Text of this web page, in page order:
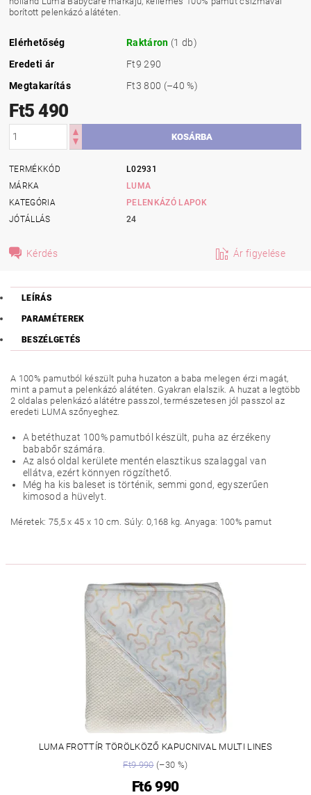
borított pelenkázó alátéten.
Elérhetőség Raktáron (1 db)
Eredeti ár
Ft9 290
Megtakarítás
Ft3 800 (–40 %)
Ft5 490
TERMÉKKÓD
L02931
MÁRKA
LUMA
KATEGÓRIA
PELENKÁZÓ LAPOK
JÓTÁLLÁS
24
Kérdés Ár figyelése
LEÍRÁS
PARAMÉTEREK
BESZÉLGETÉS
A 100% pamutból készült puha huzaton a baba melegen érzi magát,
mint a pamut a pelenkázó alátéten. Gyakran elalszik. A huzat a legtöbb
2 oldalas pelenkázó alátétre passzol, természetesen jól passzol az
eredeti LUMA szőnyeghez.
A betéthuzat 100% pamutból készült, puha az érzékeny
bababőr számára.
Az alsó oldal kerülete mentén elasztikus szalaggal van
ellátva, ezért könnyen rögzíthető.
Még ha kis baleset is történik, semmi gond, egyszerűen
kimosod a hüvelyt.
Méretek: 75,5 x 45 x 10 cm. Súly: 0,168 kg. Anyaga: 100% pamut
LUMA FROTTÍR TÖRÖLKÖZŐ KAPUCNIVAL MULTI LINES
Ft9 990(–30 %)
Ft6 990